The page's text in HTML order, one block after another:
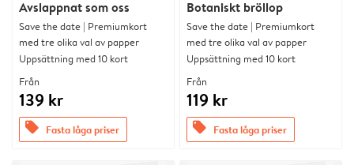
Avslappnat som oss
Save the date | Premiumkort
med tre olika val av papper
Uppsättning med 10 kort
Från
139 kr
offers Fasta låga priser
Botaniskt bröllop
Save the date | Premiumkort
med tre olika val av papper
Uppsättning med 10 kort
Från
119 kr
offers Fasta låga priser